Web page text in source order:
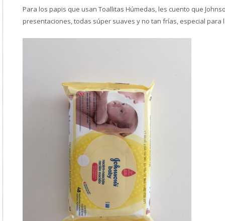
Para los papis que usan Toallitas Húmedas, les cuento que
presentaciones, todas súper suaves y no tan frías, especial para